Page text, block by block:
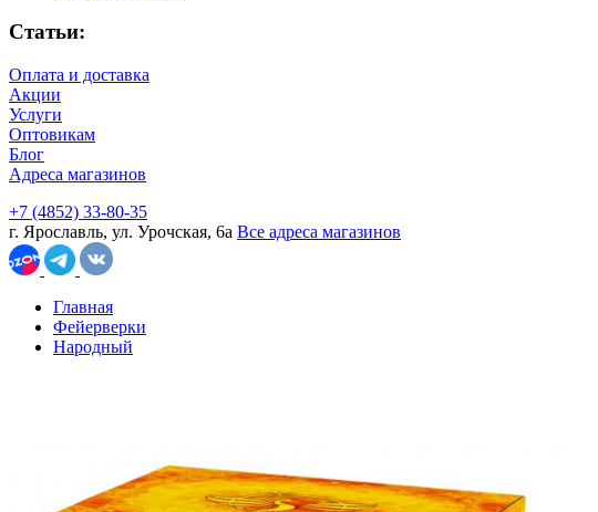
Статьи:
Оплата и доставка
Акции
Услуги
Оптовикам
Блог
Адреса магазинов
+7 (4852) 33-80-35
г. Ярославль, ул. Урочская, 6а Все адреса магазинов
Главная
Фейерверки
Народный